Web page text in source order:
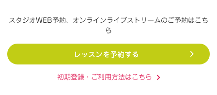
スタジオWEB予約、オンラインライブストリームのご予約はこち
ら
レッスンを予約する
初期登録・ご利用方法はこちら